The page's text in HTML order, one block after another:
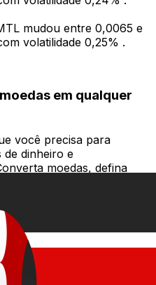
mudou entre 0,0065 e
volatilidade 0,25% .
em qualquer
você precisa para
de dinheiro e
moedas, defina